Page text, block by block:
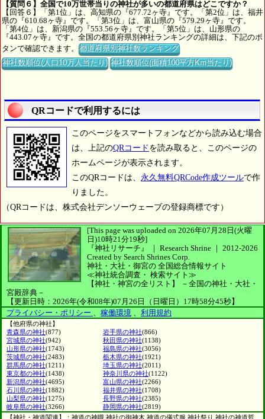
【質問６】全国で10万世帯当りの神社が多いの都道府県はどこですか？
【回答６】「第1位」は、高知県の『677.72ヶ寺』です。「第2位」は、福井
県の『610.68ヶ寺』です。「第3位」は、富山県の『579.29ヶ寺』です。
「第4位」は、新潟県の『553.56ヶ寺』です。「第5位」は、山形県の
『443.07ヶ寺』です。全国の都道府県別神社ランキングの詳細は、下記のボ
タンで確認できます。都道府県別神社数ランキング
神社数順位(人口10万人当たり) 神社数順位(面積100平方Km当たり)
QRコードで利用するには
このページをスマートフォンなどから読み込む場合
は、上記のQRコード を読み取ると、このページの
ホームページが表示されます。
このQRコードは、 永久無料QRCode作成ツールで作
りました。
（QRコードは、株式会社デンソーウェーブの登録商標です）
[This page was uploaded on 2026年07月28日(火曜
日)10時21分19秒]
『神社リサーチ』 ｜ Research Shrine ｜ 2012-2026
Created by Search Shrines Corp.
神社・大社・御宮の 全国総合情報サイト
≪神社統合調査・ 検索サイト≫
【神社・神宮の全リスト】
－全国の神社・大社・
宮殿辞典－
【更新日時：2026年(令和08年)07月26日（日曜日）17時58分45秒】
プライバシー・ポリシー 、 稼働環境 、 利用規約
【他府県の神社】
青森県の神社(877) 岩手県の神社(866)
宮城県の神社(942) 秋田県の神社(1138)
山形県の神社(1743) 福島県の神社(3056)
茨城県の神社(2483) 栃木県の神社(1921)
群馬県の神社(1211) 埼玉県の神社(2011)
東京都の神社(1438) 神奈川県の神社(1122)
新潟県の神社(4695) 富山県の神社(2266)
石川県の神社(1882) 福井県の神社(1708)
山梨県の神社(1275) 長野県の神社(2385)
岐阜県の神社(3266) 静岡県の神社(2819)
【神社・神道関連】：神道の神職 神社の御神木 神道の儀式服 神社祭り 神社の神道哲